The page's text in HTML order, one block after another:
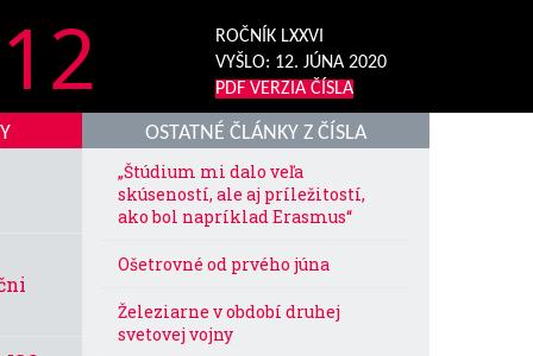
12
ROČNÍK LXXVI
VYŠLO: 12. JÚNA 2020
PDF VERZIA ČÍSLA
OSTATNÉ ČLÁNKY Z ČÍSLA
„Štúdium mi dalo veľa
skúseností, ale aj príležitostí,
ako bol napríklad Erasmus“
Ošetrovné od prvého júna
Železiarne v období druhej
svetovej vojny